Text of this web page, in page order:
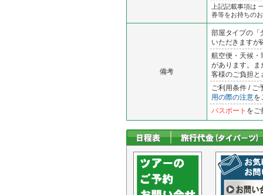
上記記載事項は
券等をお持ちの
備考
部屋タイプの「
いただきますが
航空便・天候・
があります。ま
客様のご負担と
ご利用条件 / ご
用の際の注意を
パスポート をご